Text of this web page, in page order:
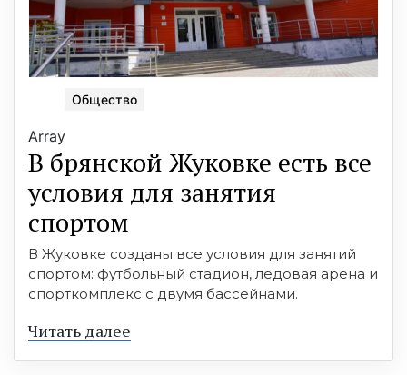
Общество
Array
В брянской Жуковке есть все
условия для занятия
спортом
В Жуковке созданы все условия для занятий
спортом: футбольный стадион, ледовая арена и
спорткомплекс с двумя бассейнами.
Читать далее